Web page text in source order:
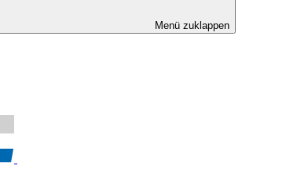
Menü zuklappen